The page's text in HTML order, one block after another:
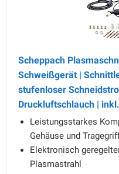
Scheppach
Schweißgerät |
stufenloser
Druckluftschlauch |
Leistungsstarkes
Gehäuse und
Elektronisch
Plasmastrahl